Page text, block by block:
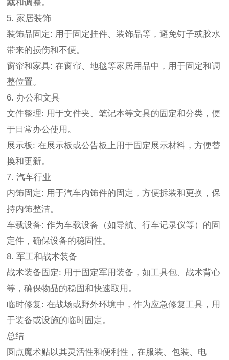
戴和调整。
5. 家居装饰
装饰品固定: 用于固定挂件、装饰品等，避免钉子或胶水
带来的损伤和不便。
窗帘和家具: 在窗帘、地毯等家居用品中，用于固定和调
整位置。
6. 办公和文具
文件整理: 用于文件夹、笔记本等文具的固定和分类，便
于日常办公使用。
展示板: 在展示板或公告板上用于固定展示材料，方便替
换和更新。
7. 汽车行业
内饰固定: 用于汽车内饰件的固定，方便拆装和更换，保
持内饰整洁。
车载设备: 作为车载设备（如导航、行车记录仪等）的固
定件，确保设备的稳固性。
8. 军工和战术装备
战术装备固定: 用于固定军用装备，如工具包、战术背心
等，确保物品的稳固和快速取用。
临时修复: 在战场或野外环境中，作为应急修复工具，用
于装备或设施的临时固定。
总结
圆点魔术贴以其灵活性和便利性，在服装、包装、电